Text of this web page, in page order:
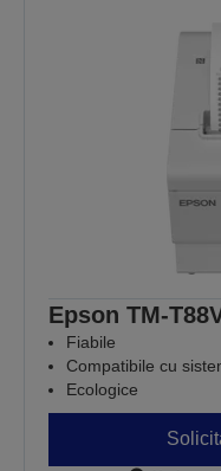
Epson TM-
Fiabile
Compatibile cu
Ecologice